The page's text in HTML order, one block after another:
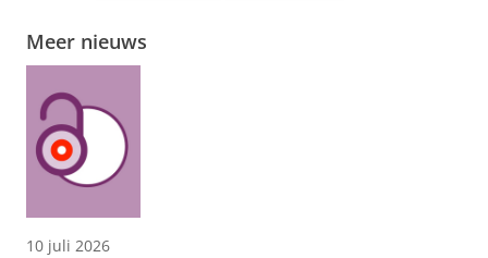
Meer nieuws
10 juli 2026